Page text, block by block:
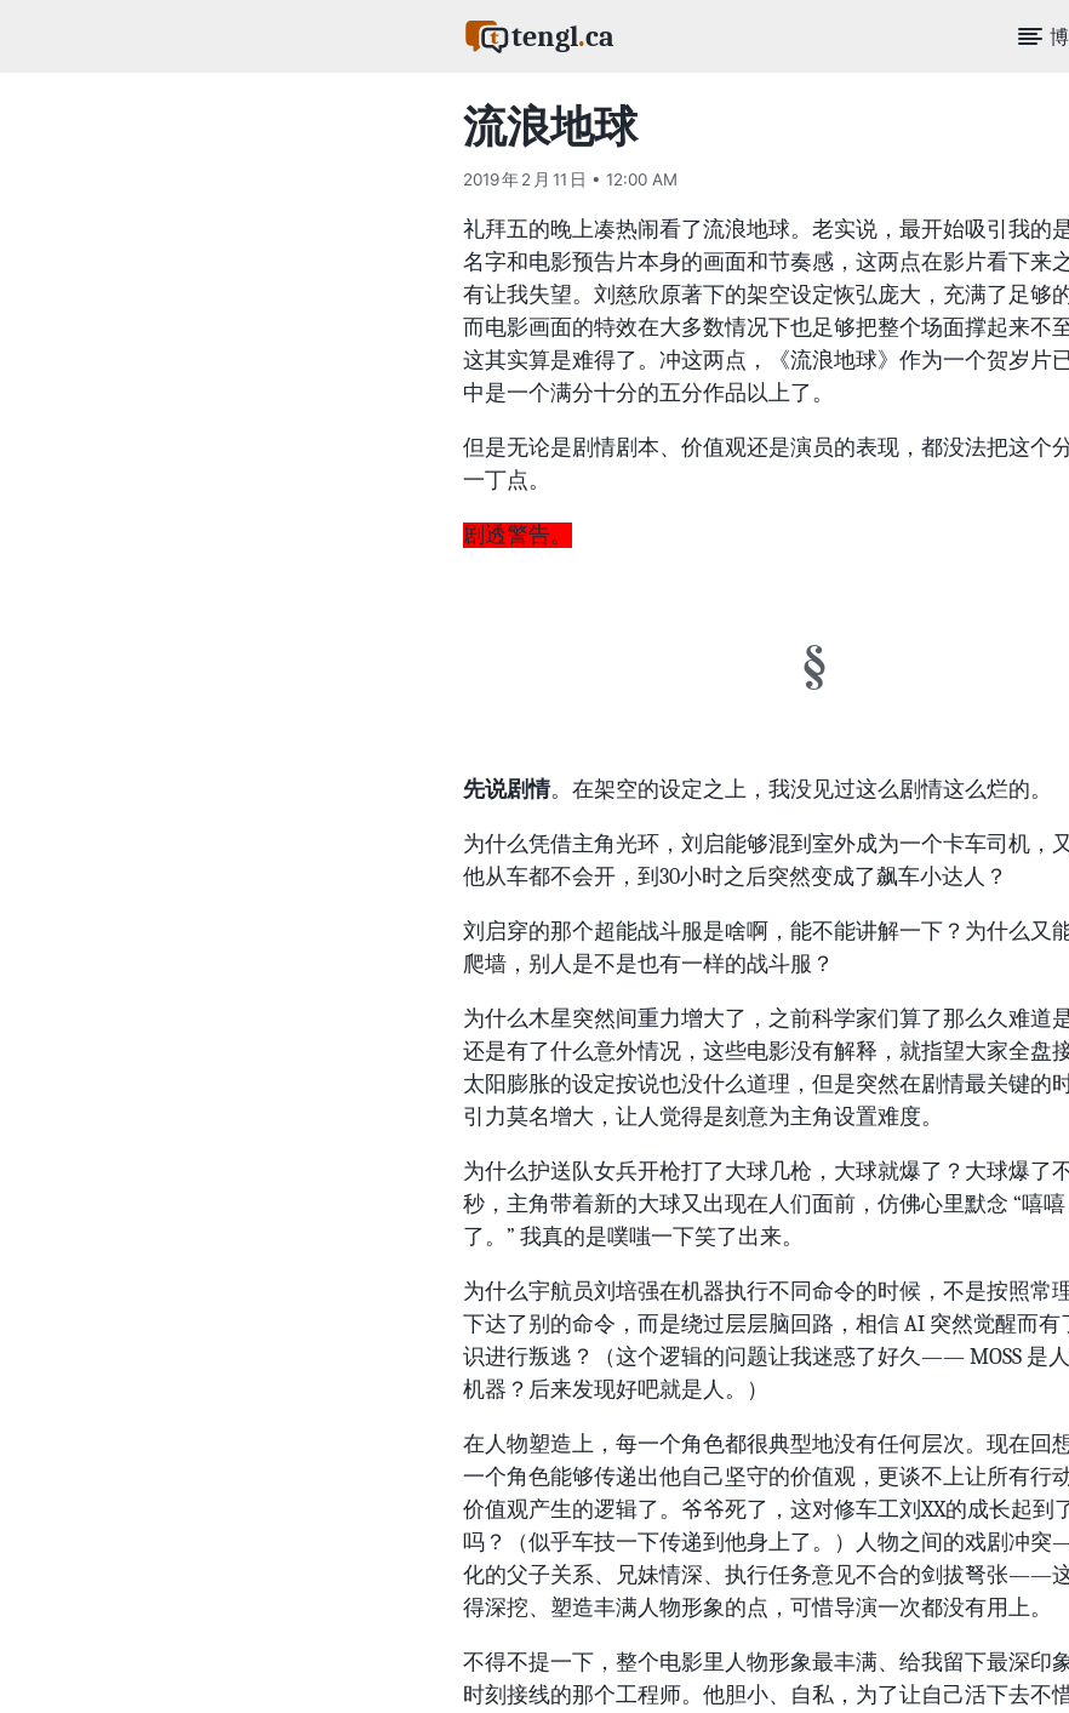
tengl.ca
流浪地球
2019 年 2 月 11 日 • 12:00 AM
礼拜五的晚上凑热闹看了流浪地球。老实说，最开始吸引我的
名字和电影预告片本身的画面和节奏感，这两点在影片看下来
有让我失望。刘慈欣原著下的架空设定恢弘庞大，充满了足够
而电影画面的特效在大多数情况下也足够把整个场面撑起来不
这其实算是难得了。冲这两点，《流浪地球》作为一个贺岁片
中是一个满分十分的五分作品以上了。
但是无论是剧情剧本、价值观还是演员的表现，都没法把这个
一丁点。
剧透警告。
先说剧情。在架空的设定之上，我没见过这么剧情这么烂的。
为什么凭借主角光环，刘启能够混到室外成为一个卡车司机，
他从车都不会开，到30小时之后突然变成了飙车小达人？
刘启穿的那个超能战斗服是啥啊，能不能讲解一下？为什么又
爬墙，别人是不是也有一样的战斗服？
为什么木星突然间重力增大了，之前科学家们算了那么久难道
还是有了什么意外情况，这些电影没有解释，就指望大家全盘
太阳膨胀的设定按说也没什么道理，但是突然在剧情最关键的
引力莫名增大，让人觉得是刻意为主角设置难度。
为什么护送队女兵开枪打了大球几枪，大球就爆了？大球爆了
秒，主角带着新的大球又出现在人们面前，仿佛心里默念 “嘻
了。” 我真的是噗嗤一下笑了出来。
为什么宇航员刘培强在机器执行不同命令的时候，不是按照常
下达了别的命令，而是绕过层层脑回路，相信 AI 突然觉醒而有
识进行叛逃？（这个逻辑的问题让我迷惑了好久—— MOSS 是
机器？后来发现好吧就是人。）
在人物塑造上，每一个角色都很典型地没有任何层次。现在回
一个角色能够传递出他自己坚守的价值观，更谈不上让所有行
价值观产生的逻辑了。爷爷死了，这对修车工刘XX的成长起到
吗？（似乎车技一下传递到他身上了。）人物之间的戏剧冲
化的父子关系、兄妹情深、执行任务意见不合的剑拔弩张——
得深挖、塑造丰满人物形象的点，可惜导演一次都没有用上。
不得不提一下，整个电影里人物形象最丰满、给我留下最深印
时刻接线的那个工程师。他胆小、自私，为了让自己活下去不